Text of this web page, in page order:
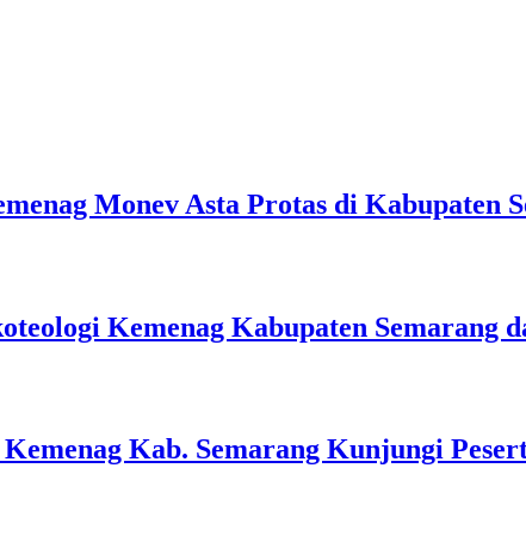
Monev Asta Protas di Kabupaten
Kemenag Kabupaten Semarang
Kab. Semarang Kunjungi